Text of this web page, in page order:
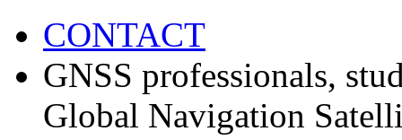
CONTACT
GNSS professionals,
Global Navigation